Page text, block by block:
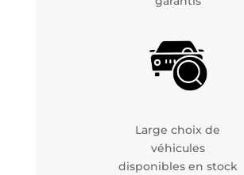
Large choix de
véhicules
disponibles en stock